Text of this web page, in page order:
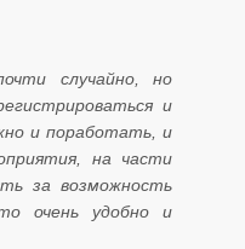
случайно, но
и
и поработать, и
на части
за возможность
очень удобно и